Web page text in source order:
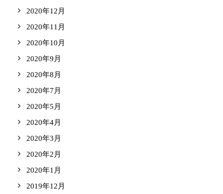
2020年12月
2020年11月
2020年10月
2020年9月
2020年8月
2020年7月
2020年5月
2020年4月
2020年3月
2020年2月
2020年1月
2019年12月